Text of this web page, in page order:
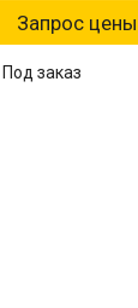
Под заказ